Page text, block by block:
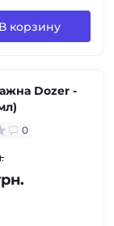
В корзину
Dozer -
0